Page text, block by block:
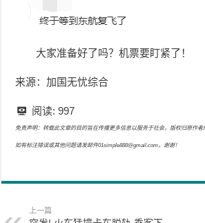
大家准备好了吗？机票要盯紧了！
来源：加国无忧综合
阅读: 997
免责声明：转载此文章的目的旨在传播更多信息以服务于社会，版权归原作者
如有标注错误或其他问题请发邮件01simple888@gmail.com，谢谢！
上一篇